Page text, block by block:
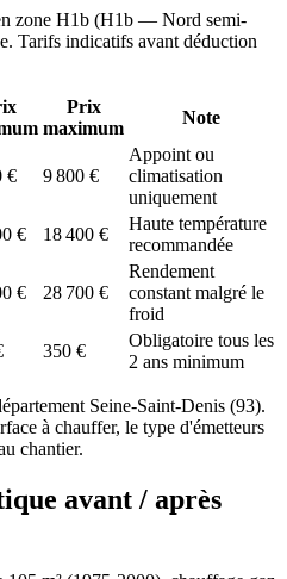
zone H1b (H1b — Nord semi-
Tarifs indicatifs avant déduction
Prix
maximum
Note
€ 9 800 €
Appoint ou
climatisation
uniquement
€ 18 400 €
Haute température
recommandée
€ 28 700 €
Rendement
constant malgré le
froid
350 €
Obligatoire tous les
2 ans minimum
Seine-Saint-Denis (93).
à chauffer, le type d'émetteurs
chantier.
avant / après